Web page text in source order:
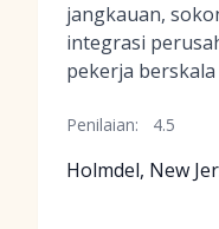
jangkauan,
integrasi
pekerja berskala
Penilaian: 4.5
Holmdel, New